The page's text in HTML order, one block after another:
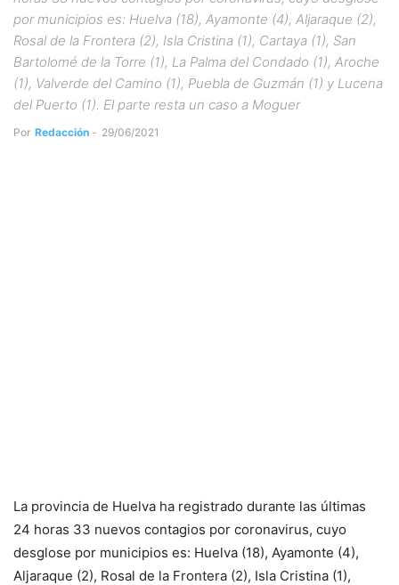
por municipios es: Huelva (18), Ayamonte (4), Aljaraque (2),
Rosal de la Frontera (2), Isla Cristina (1), Cartaya (1), San
Bartolomé de la Torre (1), La Palma del Condado (1), Aroche
(1), Valverde del Camino (1), Puebla de Guzmán (1) y Lucena
del Puerto (1). El parte resta un caso a Moguer
Por Redacción - 29/06/2021
La provincia de Huelva ha registrado durante las últimas
24 horas 33 nuevos contagios por coronavirus, cuyo
desglose por municipios es: Huelva (18), Ayamonte (4),
Aljaraque (2), Rosal de la Frontera (2), Isla Cristina (1),